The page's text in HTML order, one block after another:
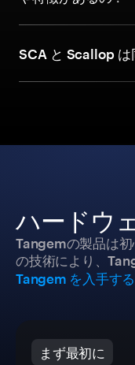
SCA と Scallop は
ハードウ
Tangemの製品は
の技術により、
Tangem を入手する
まず最初に